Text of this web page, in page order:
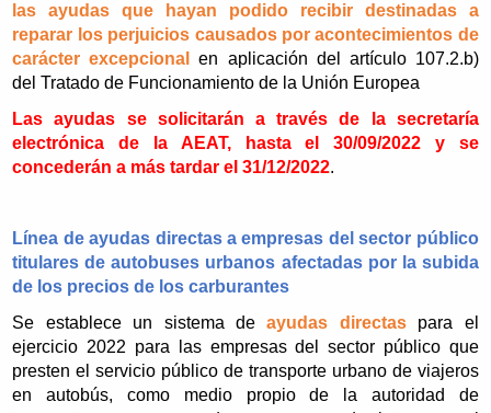
las ayudas que hayan podido recibir destinadas a
reparar los perjuicios causados por acontecimientos de
carácter excepcional
en aplicación del artículo 107.2.b)
del Tratado de Funcionamiento de la Unión Europea
Las ayudas se solicitarán a través de la secretaría
electrónica de la AEAT, hasta el 30/09/2022 y se
concederán a más tardar el 31/12/2022.
Línea de ayudas directas a empresas del sector público
titulares de autobuses urbanos afectadas por la subida
de los precios de los carburantes
Se establece un sistema deayudas directaspara el
ejercicio 2022 para las empresas del sector público que
presten el servicio público de transporte urbano de viajeros
en autobús, como medio propio de la autoridad de